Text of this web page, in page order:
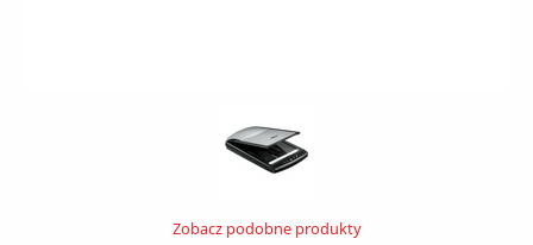
Zobacz podobne produkty